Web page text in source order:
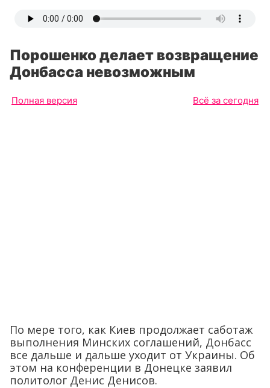
Порошенко делает возвращение
Донбасса невозможным
Полная версия Всё за сегодня
По мере того, как Киев продолжает саботаж
выполнения Минских соглашений, Донбасс
все дальше и дальше уходит от Украины. Об
этом на конференции в Донецке заявил
политолог Денис Денисов.